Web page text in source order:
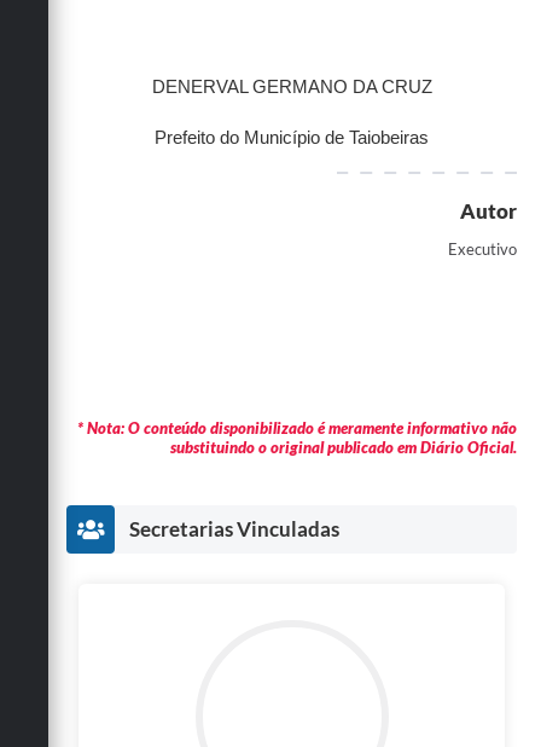
DENERVAL GERMANO DA CRUZ
Prefeito do Município de Taiobeiras
Autor
Executivo
* Nota: O conteúdo disponibilizado é meramente informativo não
substituindo o original publicado em Diário Oficial.
Secretarias Vinculadas